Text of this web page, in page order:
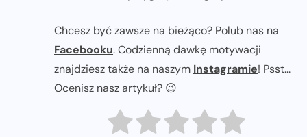
Chcesz być zawsze na bieżąco? Polub nas na
Facebooku. Codzienną dawkę motywacji
znajdziesz także na naszym Instagramie! Psst...
Ocenisz nasz artykuł? 😉